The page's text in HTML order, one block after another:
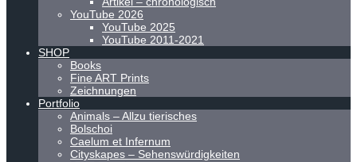
YouTube 2026
YouTube 2025
YouTube 2011-2021
SHOP
Books
Fine ART Prints
Zeichnungen
Portfolio
Animals – Allzu tierisches
Bolschoi
Caelum et Infernum
Cityskapes – Sehenswürdigkeiten